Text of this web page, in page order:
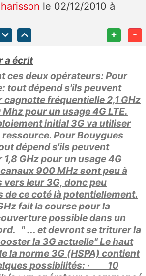
harisson le 02/12/2010 à
+ -
a écrit
ces deux opérateurs: Pour
tout dépend s'ils peuvent
cagnotte fréquentielle 2,1 GHz
pour un usage 4G LTE.
initial 3G va utiliser
Pour Bouygues
dépend s'ils peuvent
GHz pour un usage 4G
900 MHz sont peu à
vers leur 3G, donc peu
de ce coté là potentiellement.
fait la course pour la
possible dans un
" ... et devront se triturer la
la 3G actuelle" Le haut
la norme 3G (HSPA) contient
possibilités: · 10